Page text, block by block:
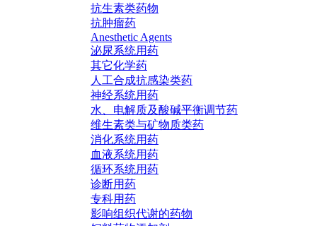
抗生素类药物
抗肿瘤药
Anesthetic Agents
泌尿系统用药
其它化学药
人工合成抗感染类药
神经系统用药
水、电解质及酸碱平衡调节药
维生素类与矿物质类药
消化系统用药
血液系统用药
循环系统用药
诊断用药
专科用药
影响组织代谢的药物